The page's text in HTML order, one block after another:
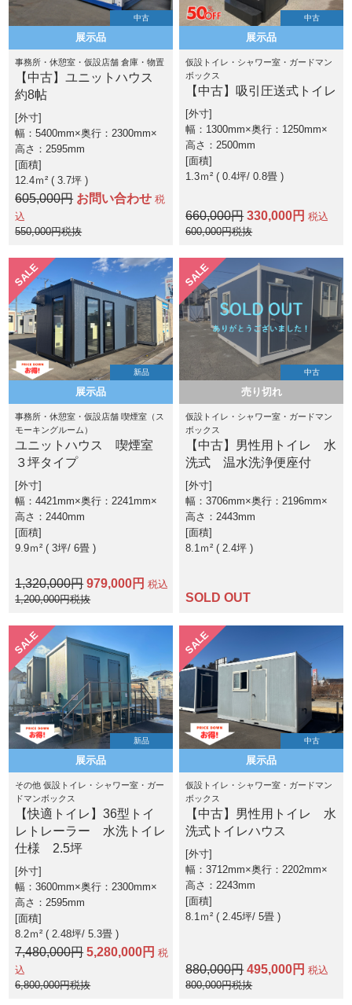
中古
展示品
事務所・休憩室・仮設店舗 倉庫・物置
【中古】ユニットハウス
約8帖
外寸
幅：5400mm×奥行：2300mm×
高さ：2595mm
面積
12.4ｍ² ( 3.7坪 )
605,000円 お問い合わせ 税
込
550,000円税抜
中古
展示品
仮設トイレ・シャワー室・ガードマン
ボックス
【中古】吸引圧送式トイレ
外寸
幅：1300mm×奥行：1250mm×
高さ：2500mm
面積
1.3ｍ² ( 0.4坪 0.8畳 )
660,000円 330,000円 税込
600,000円税抜
新品
SALE
展示品
事務所・休憩室・仮設店舗 喫煙室（ス
モーキングルーム）
ユニットハウス 喫煙室
３坪タイプ
外寸
幅：4421mm×奥行：2241mm×
高さ：2440mm
面積
9.9ｍ² ( 3坪 6畳 )
1,320,000円 979,000円 税込
1,200,000円税抜
中古
SALE
売り切れ
仮設トイレ・シャワー室・ガードマン
ボックス
【中古】男性用トイレ 水
洗式 温水洗浄便座付
外寸
幅：3706mm×奥行：2196mm×
高さ：2443mm
面積
8.1ｍ² ( 2.4坪 )
SOLD OUT
新品
SALE
展示品
その他 仮設トイレ・シャワー室・ガー
ドマンボックス
【快適トイレ】36型トイ
レトレーラー 水洗トイレ
仕様 2.5坪
外寸
幅：3600mm×奥行：2300mm×
高さ：2595mm
面積
8.2ｍ² ( 2.48坪 5.3畳 )
7,480,000円 5,280,000円 税
込
6,800,000円税抜
中古
SALE
展示品
仮設トイレ・シャワー室・ガードマン
ボックス
【中古】男性用トイレ 水
洗式トイレハウス
外寸
幅：3712mm×奥行：2202mm×
高さ：2243mm
面積
8.1ｍ² ( 2.45坪 5畳 )
880,000円 495,000円 税込
800,000円税抜